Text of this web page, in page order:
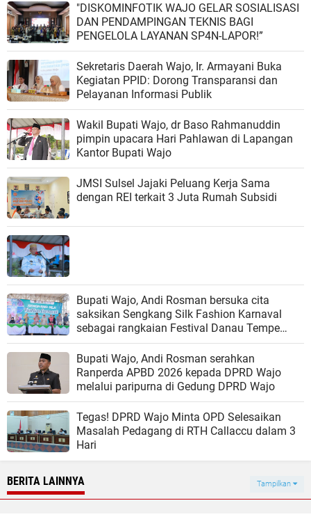
"DISKOMINFOTIK WAJO GELAR SOSIALISASI
DAN PENDAMPINGAN TEKNIS BAGI
PENGELOLA LAYANAN SP4N-LAPOR!”
Sekretaris Daerah Wajo, Ir. Armayani Buka
Kegiatan PPID: Dorong Transparansi dan
Pelayanan Informasi Publik
Wakil Bupati Wajo, dr Baso Rahmanuddin
pimpin upacara Hari Pahlawan di Lapangan
Kantor Bupati Wajo
JMSI Sulsel Jajaki Peluang Kerja Sama
dengan REI terkait 3 Juta Rumah Subsidi
Bupati Wajo, Andi Rosman bersuka cita
saksikan Sengkang Silk Fashion Karnaval
sebagai rangkaian Festival Danau Tempe
(FDT) 2025.
Bupati Wajo, Andi Rosman serahkan
Ranperda APBD 2026 kepada DPRD Wajo
melalui paripurna di Gedung DPRD Wajo
Tegas! DPRD Wajo Minta OPD Selesaikan
Masalah Pedagang di RTH Callaccu dalam 3
Hari
BERITA LAINNYA Tampilkan